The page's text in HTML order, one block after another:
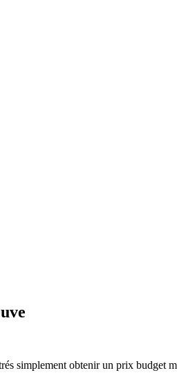
simplement obtenir un prix budget